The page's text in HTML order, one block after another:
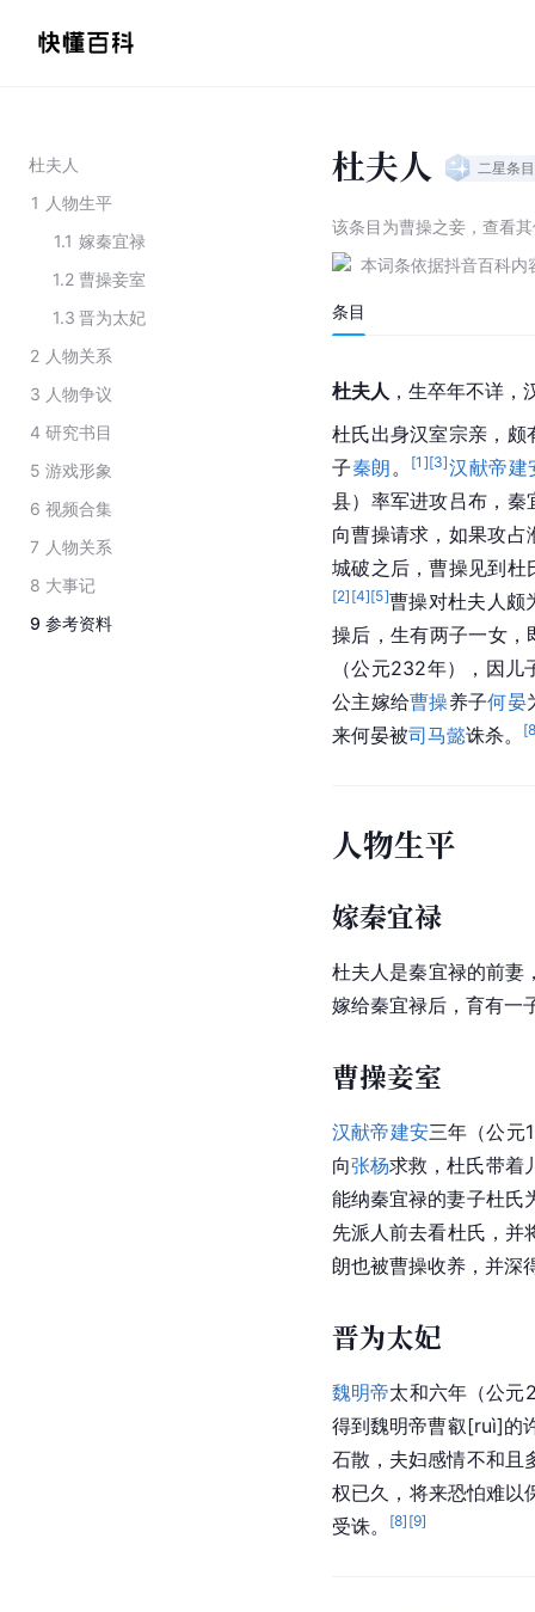
杜夫人
1 人物生平
1.1 嫁秦宜禄
1.2 曹操妾室
1.3 晋为太妃
2 人物关系
3 人物争议
4 研究书目
5 游戏形象
6 视频合集
7 人物关系
8 大事记
9 参考资料
杜夫人 二星条目
该条目为曹操之妾 ， 查看
本词条依据抖音百科内
条目
杜夫人 ，生卒年不详，
杜氏出身汉室宗亲，颇
子秦朗 。 [1 ][3]汉献帝建
县）率军进攻吕布，
向曹操请求，如果攻
城破之后，曹操见到杜
[2] [4][5]曹操对杜夫人颇
操后，生有两子一女，
（公元232年），因
公主嫁给曹操养子何晏
来何晏被司马懿诛杀。 [
人物生平
嫁秦宜禄
杜夫人是秦宜禄的前妻
嫁给秦宜禄后，育有一
曹操妾室
汉献帝建安三年（公元
向张杨求救，杜氏带着
能纳秦宜禄的妻子杜氏
先派人前去看杜氏，并
朗也被曹操收养，并深
晋为太妃
魏明帝太和六年（公元
得到魏明帝曹叡[ruì]的
石散，夫妇感情不和且
权已久，将来恐怕难以
受诛。
[8] [9]